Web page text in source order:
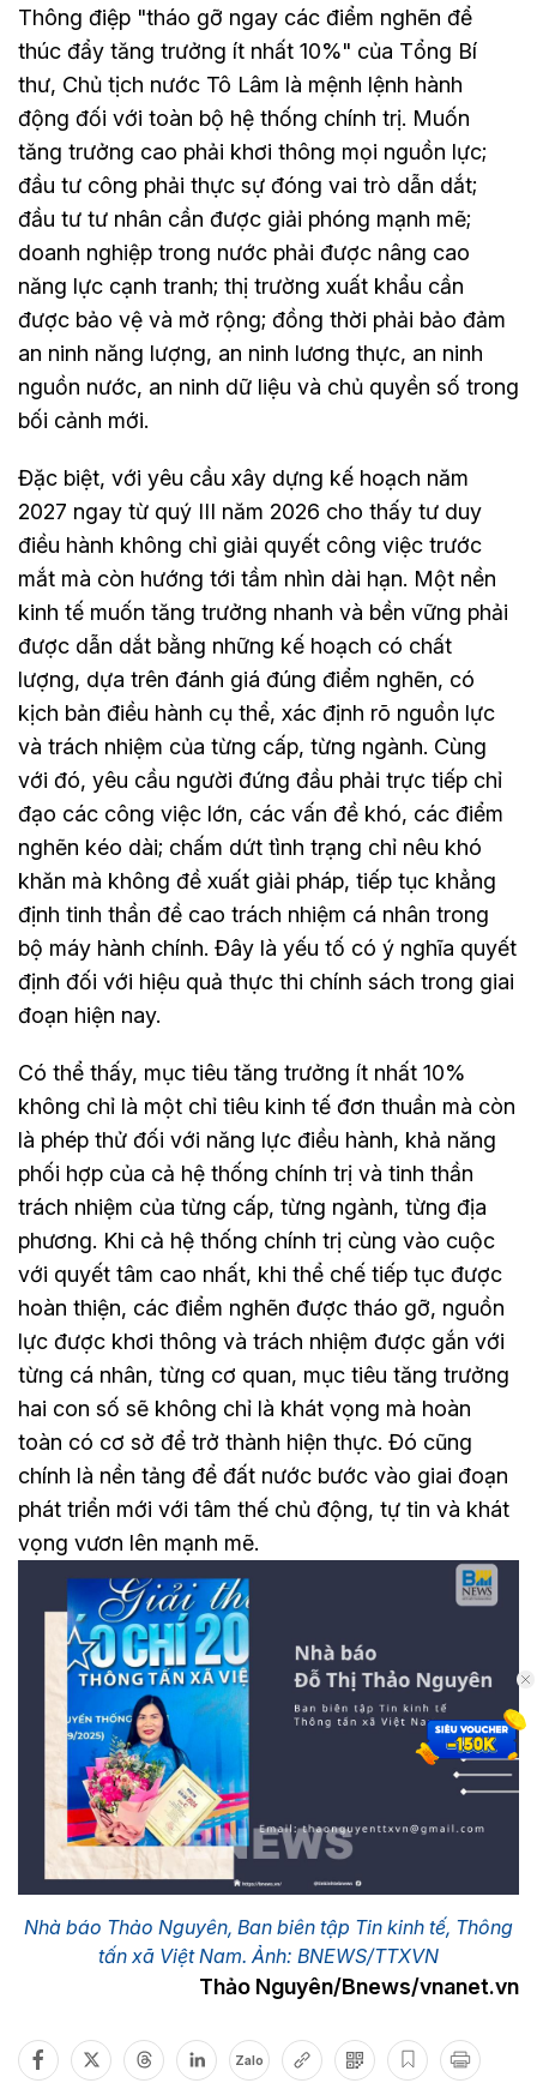
Thông điệp "tháo gỡ ngay các điểm nghẽn để
thúc đẩy tăng trưởng ít nhất 10%" của Tổng Bí
thư, Chủ tịch nước Tô Lâm là mệnh lệnh hành
động đối với toàn bộ hệ thống chính trị. Muốn
tăng trưởng cao phải khơi thông mọi nguồn lực;
đầu tư công phải thực sự đóng vai trò dẫn dắt;
đầu tư tư nhân cần được giải phóng mạnh mẽ;
doanh nghiệp trong nước phải được nâng cao
năng lực cạnh tranh; thị trường xuất khẩu cần
được bảo vệ và mở rộng; đồng thời phải bảo đảm
an ninh năng lượng, an ninh lương thực, an ninh
nguồn nước, an ninh dữ liệu và chủ quyền số trong
bối cảnh mới.
Đặc biệt, với yêu cầu xây dựng kế hoạch năm
2027 ngay từ quý III năm 2026 cho thấy tư duy
điều hành không chỉ giải quyết công việc trước
mắt mà còn hướng tới tầm nhìn dài hạn. Một nền
kinh tế muốn tăng trưởng nhanh và bền vững phải
được dẫn dắt bằng những kế hoạch có chất
lượng, dựa trên đánh giá đúng điểm nghẽn, có
kịch bản điều hành cụ thể, xác định rõ nguồn lực
và trách nhiệm của từng cấp, từng ngành. Cùng
với đó, yêu cầu người đứng đầu phải trực tiếp chỉ
đạo các công việc lớn, các vấn đề khó, các điểm
nghẽn kéo dài; chấm dứt tình trạng chỉ nêu khó
khăn mà không đề xuất giải pháp, tiếp tục khẳng
định tinh thần đề cao trách nhiệm cá nhân trong
bộ máy hành chính. Đây là yếu tố có ý nghĩa quyết
định đối với hiệu quả thực thi chính sách trong giai
đoạn hiện nay.
Có thể thấy, mục tiêu tăng trưởng ít nhất 10%
không chỉ là một chỉ tiêu kinh tế đơn thuần mà còn
là phép thử đối với năng lực điều hành, khả năng
phối hợp của cả hệ thống chính trị và tinh thần
trách nhiệm của từng cấp, từng ngành, từng địa
phương. Khi cả hệ thống chính trị cùng vào cuộc
với quyết tâm cao nhất, khi thể chế tiếp tục được
hoàn thiện, các điểm nghẽn được tháo gỡ, nguồn
lực được khơi thông và trách nhiệm được gắn với
từng cá nhân, từng cơ quan, mục tiêu tăng trưởng
hai con số sẽ không chỉ là khát vọng mà hoàn
toàn có cơ sở để trở thành hiện thực. Đó cũng
chính là nền tảng để đất nước bước vào giai đoạn
phát triển mới với tâm thế chủ động, tự tin và khát
vọng vươn lên mạnh mẽ.
Nhà báo Thảo Nguyên, Ban biên tập Tin kinh tế, Thông
tấn xã Việt Nam. Ảnh: BNEWS/TTXVN
Thảo Nguyên/Bnews/vnanet.vn
Zalo